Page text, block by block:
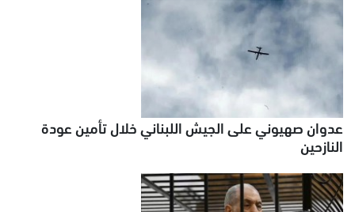
عدوان صهيوني على الجيش اللبناني خلال تأمين عودة
النازحين